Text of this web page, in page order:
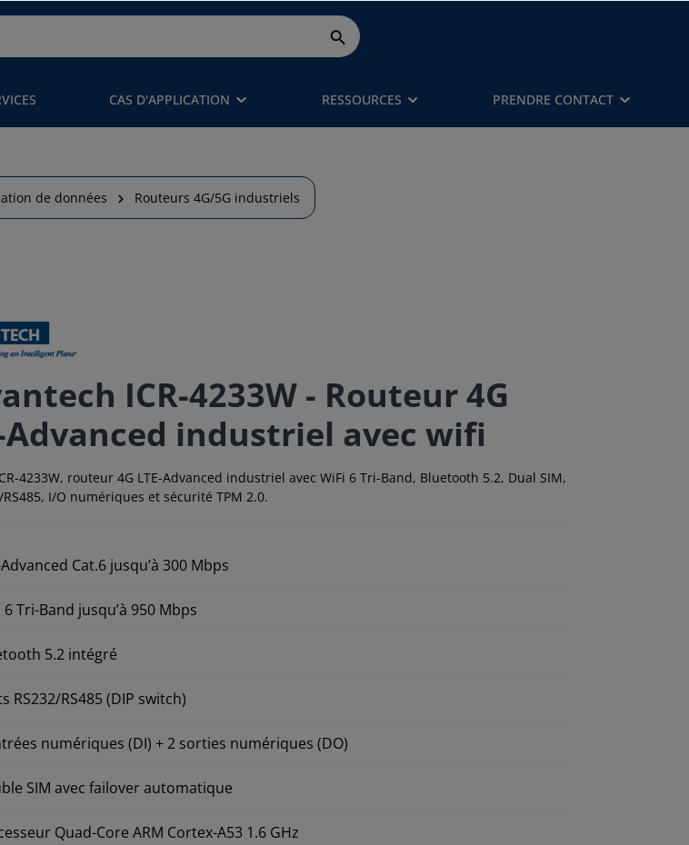
CAS D'APPLICATION RESSOURCES PRENDRE CONTACT
de données Routeurs 4G/5G industriels
ICR-4233W - Routeur 4G
Advanced industriel avec wifi
4233W, routeur 4G LTE-Advanced industriel avec WiFi 6 Tri-Band, Bluetooth 5.2, Dual SIM,
RS485, I/O numériques et sécurité TPM 2.0.
Advanced Cat.6 jusqu’à 300 Mbps
6 Tri-Band jusqu’à 950 Mbps
5.2 intégré
RS232/RS485 (DIP switch)
numériques (DI) + 2 sorties numériques (DO)
SIM avec failover automatique
Quad-Core ARM Cortex-A53 1.6 GHz